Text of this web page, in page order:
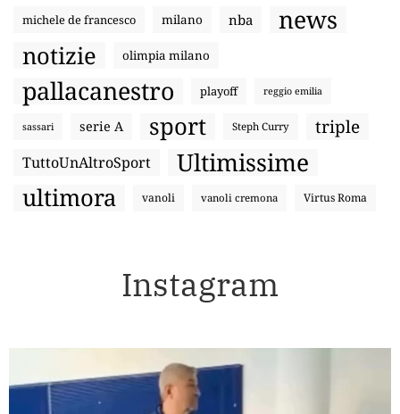
michele de francesco milano nba news
notizie olimpia milano
pallacanestro playoff reggio emilia
sassari serie A sport Steph Curry triple
TuttoUnAltroSport Ultimissime
ultimora vanoli vanoli cremona Virtus Roma
Instagram